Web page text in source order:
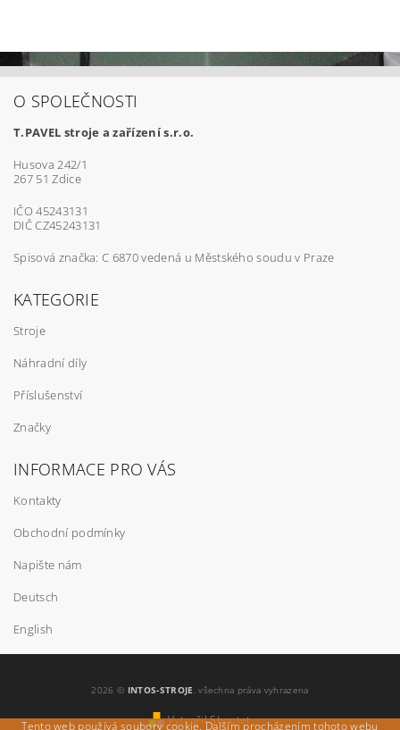
O SPOLEČNOSTI
T.PAVEL stroje a zařízení s.r.o.
Husova 242/1
267 51 Zdice
IČO 45243131
DIČ CZ45243131
Spisová značka: C 6870 vedená u Městského soudu v Praze
KATEGORIE
Stroje
Náhradní díly
Příslušenství
Značky
INFORMACE PRO VÁS
Kontakty
Obchodní podmínky
Napište nám
Deutsch
English
2026 © INTOS-STROJE , všechna práva vyhrazena
Vytvořil Shoptet
Tento web používá soubory cookie. Dalším procházením tohoto webu